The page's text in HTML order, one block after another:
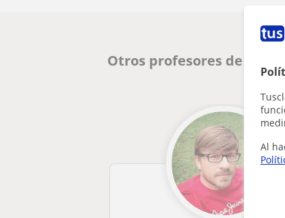
Al
Otros profesores de